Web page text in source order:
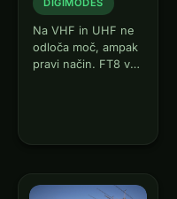
DIGIMODES
Na VHF in UHF ne
odloča moč, ampak
pravi način. FT8 vsi
dolgo potem, ko
meteor scatter…